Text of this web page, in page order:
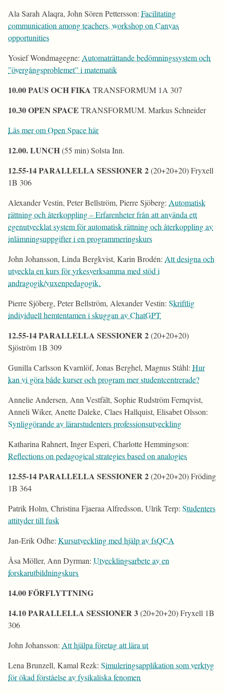
Ala Sarah Alaqra, John Sören Pettersson: Facilitating
communication among teachers, workshop on Canvas
opportunities
Yosief Wondmagegne: Automaträttande bedömningssystem och
”övergångsproblemet” i matematik
10.00 PAUS OCH FIKA TRANSFORMUM 1A 307
10.30 OPEN SPACE TRANSFORMUM. Markus Schneider
Läs mer om Open Space här
12.00. LUNCH(55 min) Solsta Inn.
12.55-14 PARALLELLA SESSIONER 2(20+20+20) Fryxell
1B 306
Alexander Vestin, Peter Bellström, Pierre Sjöberg: Automatisk
rättning och återkoppling – Erfarenheter från att använda ett
egenutvecklat system för automatisk rättning och återkoppling av
inlämningsuppgifter i en programmeringskurs
John Johansson, Linda Bergkvist, Karin Brodén: Att designa och
utveckla en kurs för yrkesverksamma med stöd i
andragogik/vuxenpedagogik.
Pierre Sjöberg, Peter Bellström, Alexander Vestin: Skriftlig
individuell hemtentamen i skuggan av ChatGPT
12.55-14 PARALLELLA SESSIONER 2(20+20+20)
Sjöström 1B 309
Gunilla Carlsson Kvarnlöf, Jonas Berghel, Magnus Ståhl: Hur
kan vi göra både kurser och program mer studentcentrerade?
Annelie Andersen, Ann Vestfält, Sophie Rudström Fernqvist,
Anneli Wiker, Anette Daleke, Claes Hallquist, Elisabet Olsson:
Synliggörande av lärarstudenters professionsutveckling
Katharina Rahnert, Inger Esperi, Charlotte Hemmingson:
Reflections on pedagogical strategies based on analogies
12.55-14 PARALLELLA SESSIONER 2(20+20+20) Fröding
1B 364
Patrik Holm, Christina Fjaeraa Alfredsson, Ulrik Terp: Studenters
attityder till fusk
Jan-Erik Odhe: Kursutveckling med hjälp av fsQCA
Åsa Möller, Ann Dyrman: Utvecklingsarbete av en
forskarutbildningskurs
14.00 FÖRFLYTTNING
14.10 PARALLELLA SESSIONER 3(20+20+20) Fryxell 1B
306
John Johansson: Att hjälpa företag att lära ut
Lena Brunzell, Kamal Rezk: Simuleringsapplikation som verktyg
för ökad förståelse av fysikaliska fenomen